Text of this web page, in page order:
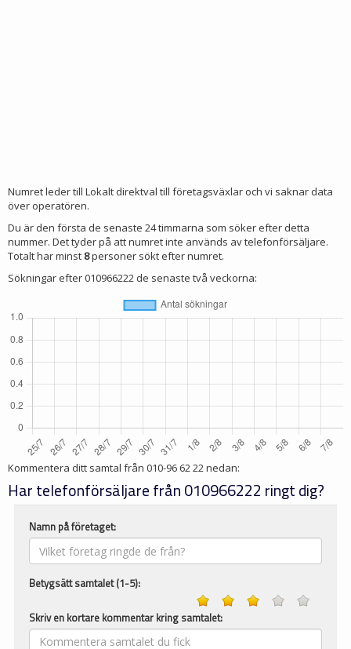
Numret leder till Lokalt direktval till företagsväxlar och vi saknar data
över operatören.
Du är den första de senaste 24 timmarna som söker efter detta
nummer. Det tyder på att numret inte används av telefonförsäljare.
Totalt har minst 8personer sökt efter numret.
Sökningar efter 010966222 de senaste två veckorna:
Kommentera ditt samtal från 010-96 62 22nedan:
Har telefonförsäljare från 010966222 ringt dig?
Namn på företaget:
Betygsätt samtalet (1-5):
Skriv en kortare kommentar kring samtalet: